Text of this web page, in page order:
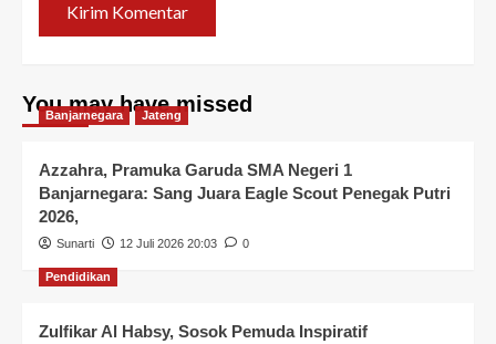
You may have missed
Banjarnegara Jateng
Azzahra, Pramuka Garuda SMA Negeri 1
Banjarnegara: Sang Juara Eagle Scout Penegak Putri
2026,
Sunarti 12 Juli 2026 20:03 0
Pendidikan
Zulfikar Al Habsy, Sosok Pemuda Inspiratif